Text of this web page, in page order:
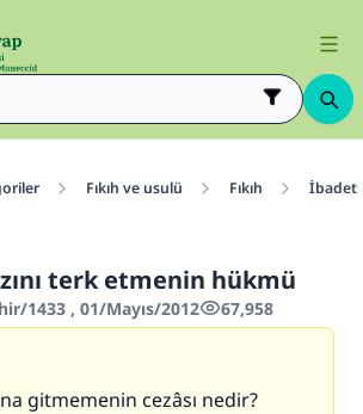
Fıkıh ve usulü Fıkıh
terk etmenin hükmü
1433 , 01/Mayıs/2012 67,958
gitmemenin cezâsı nedir?